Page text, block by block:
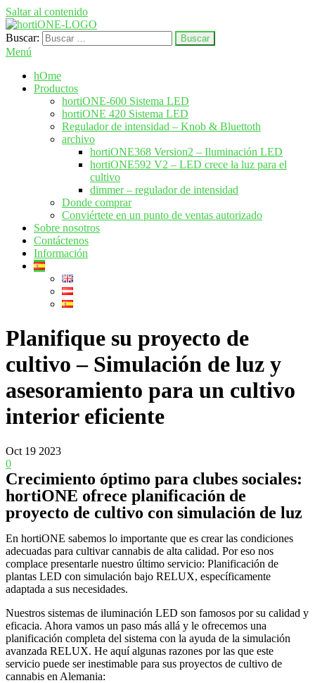
Saltar al contenido
hortione.com
LED crecer sistema de iluminación
Buscar:
Menú
hOme
Productos
hortiONE-600 Sistema LED
hortiONE 420 Sistema LED
Regulador de intensidad – Knob & Bluettoth
archivo
hortiONE368 Version2 – Iluminación LED
hortiONE592 V2 – LED crece la luz para el
cultivo
dimmer – regulador de intensidad
Donde comprar
Conviértete en un punto de ventas autorizado
Sobre nosotros
Contáctenos
Información
Planifique su proyecto de
cultivo – Simulación de luz y
asesoramiento para un cultivo
interior eficiente
Oct 19 2023
0
Crecimiento óptimo para clubes sociales:
hortiONE ofrece planificación de
proyecto de cultivo con simulación de luz
En hortiONE sabemos lo importante que es crear las condiciones
adecuadas para cultivar cannabis de alta calidad. Por eso nos
complace presentarle nuestro último servicio: Planificación de
plantas LED con simulación bajo RELUX, específicamente
adaptada a sus necesidades.
Nuestros sistemas de iluminación LED son famosos por su calidad y
eficacia. Ahora vamos un paso más allá y le ofrecemos una
planificación completa del sistema con la ayuda de la simulación
avanzada RELUX. He aquí algunas razones por las que este
servicio puede ser inestimable para sus proyectos de cultivo de
cannabis en Alemania: